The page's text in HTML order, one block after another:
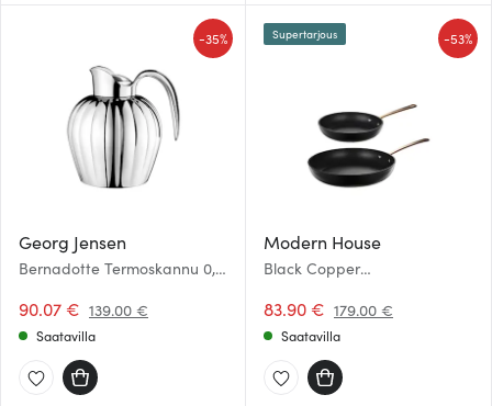
Georg Jensen
Bernadotte Termoskannu 0,8
90.07 € 139.00 €
-35%
Saatavilla
Modern House
Black Copper
83.90 € 179.00 €
-53%
Supertarjous
Saatavilla